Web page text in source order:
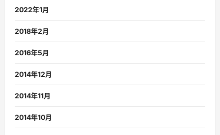
2022年1月
2018年2月
2016年5月
2014年12月
2014年11月
2014年10月